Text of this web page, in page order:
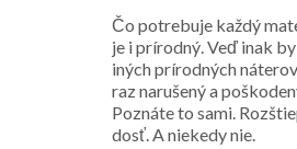
Čo potrebuje každý
je i prírodný. Veď inak
iných prírodných
raz narušený a
Poznáte to sami.
dosť. A niekedy nie.